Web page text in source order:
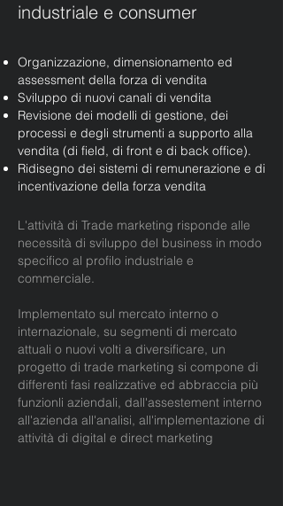
industriale e consumer
Organizzazione, dimensionamento ed
assessment della forza di vendita
Sviluppo di nuovi canali di vendita
Revisione dei modelli di gestione, dei
processi e degli strumenti a supporto alla
vendita (di field, di front e di back office).
Ridisegno dei sistemi di remunerazione e di
incentivazione della forza vendita
L'attività di Trade marketing risponde alle
necessità di sviluppo del business in modo
specifico al profilo industriale e
commerciale.
Implementato sul mercato interno o
internazionale, su segmenti di mercato
attuali o nuovi volti a diversificare, un
progetto di trade marketing si compone di
differenti fasi realizzative ed abbraccia più
funzionli aziendali, dall'assestement interno
all'azienda all'analisi, all'implementazione di
attività di digital e direct marketing